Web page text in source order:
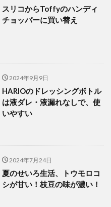
スリコからToffyのハンディ
チョッパーに買い替え
2024年9月9日
HARIOのドレッシングボトル
は液ダレ・液漏れなしで、使
いやすい
2024年7月24日
夏のせいろ生活、トウモロコ
シが甘い！枝豆の味が濃い！